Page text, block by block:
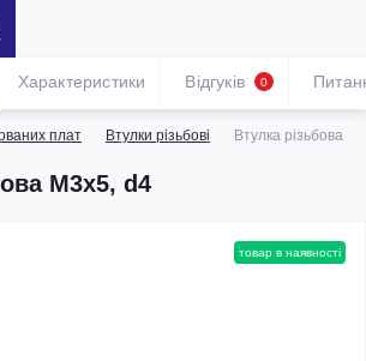
плат Втулки різьбові Втулка різьбова
M3х5, d4
Характеристики Відгуків 0
товар в наявності